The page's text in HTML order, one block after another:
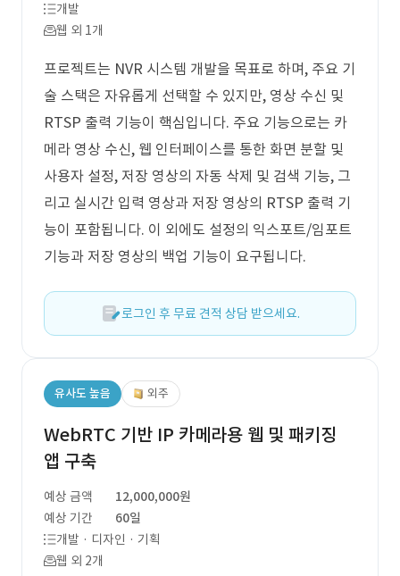
개발
웹 외 1개
프로젝트는 NVR 시스템 개발을 목표로 하며, 주요 기
술 스택은 자유롭게 선택할 수 있지만, 영상 수신 및
RTSP 출력 기능이 핵심입니다. 주요 기능으로는 카
메라 영상 수신, 웹 인터페이스를 통한 화면 분할 및
사용자 설정, 저장 영상의 자동 삭제 및 검색 기능, 그
리고 실시간 입력 영상과 저장 영상의 RTSP 출력 기
능이 포함됩니다. 이 외에도 설정의 익스포트/임포트
기능과 저장 영상의 백업 기능이 요구됩니다.
로그인 후 무료 견적 상담 받으세요.
유사도 높음 외주
WebRTC 기반 IP 카메라용 웹 및 패키징
앱 구축
예상 금액
12,000,000원
예상 기간
60일
개발 · 디자인 · 기획
웹 외 2개